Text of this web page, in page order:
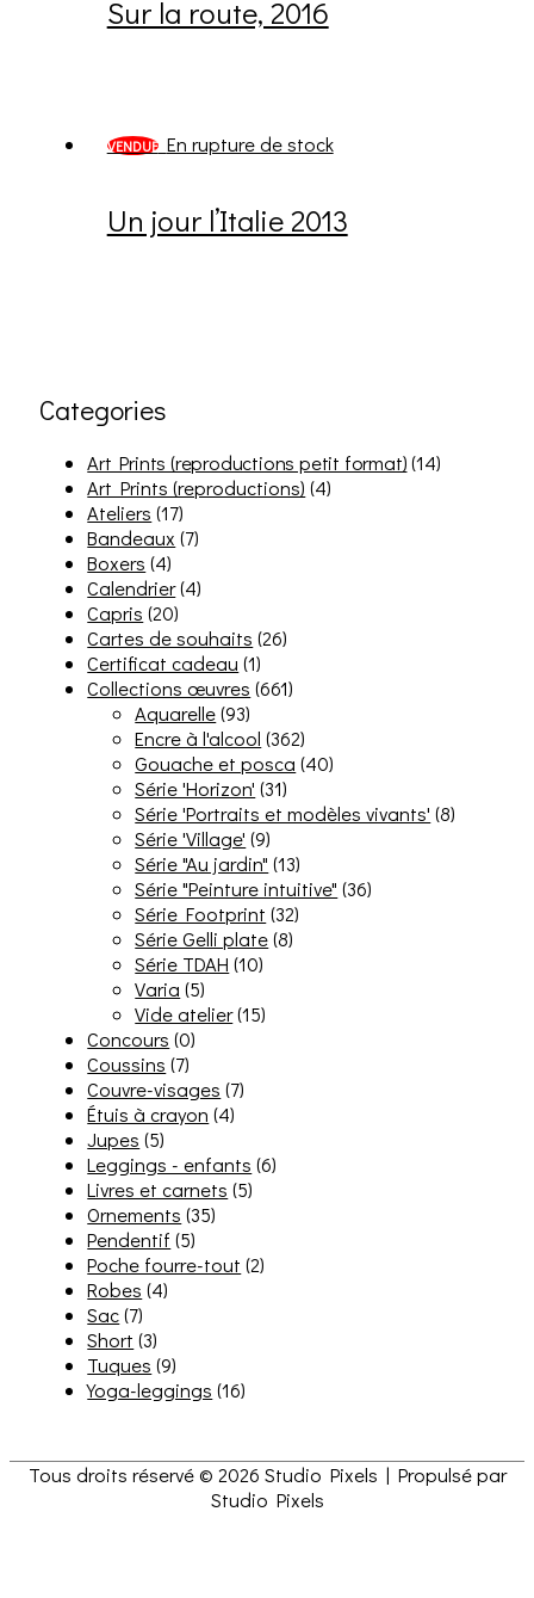
Categories
Art Prints (reproductions petit format) (14)
Art Prints (reproductions) (4)
Ateliers (17)
Bandeaux (7)
Boxers (4)
Calendrier(4)
Capris (20)
Cartes de souhaits (26)
Certificat cadeau (1)
Collections œuvres (661)
Aquarelle (93)
Encre à l'alcool (362)
Gouache et posca (40)
Série 'Horizon' (31)
Série 'Portraits et modèles vivants' (8)
Série 'Village' (9)
Série "Au jardin" (13)
Série "Peinture intuitive" (36)
Série Footprint (32)
Série Gelli plate (8)
Série TDAH (10)
Varia (5)
Vide atelier(15)
Concours (0)
Coussins (7)
Couvre-visages (7)
Étuis à crayon (4)
Jupes (5)
Leggings - enfants (6)
Livres et carnets (5)
Ornements (35)
Pendentif (5)
Poche fourre-tout (2)
Robes (4)
Sac (7)
Short (3)
Tuques (9)
Yoga-leggings (16)
Sur la route, 2016
VENDUE En rupture de stock
Un jour l’Italie 2013
Tous droits réservé © 2026 Studio Pixels | Propulsé par
Studio Pixels